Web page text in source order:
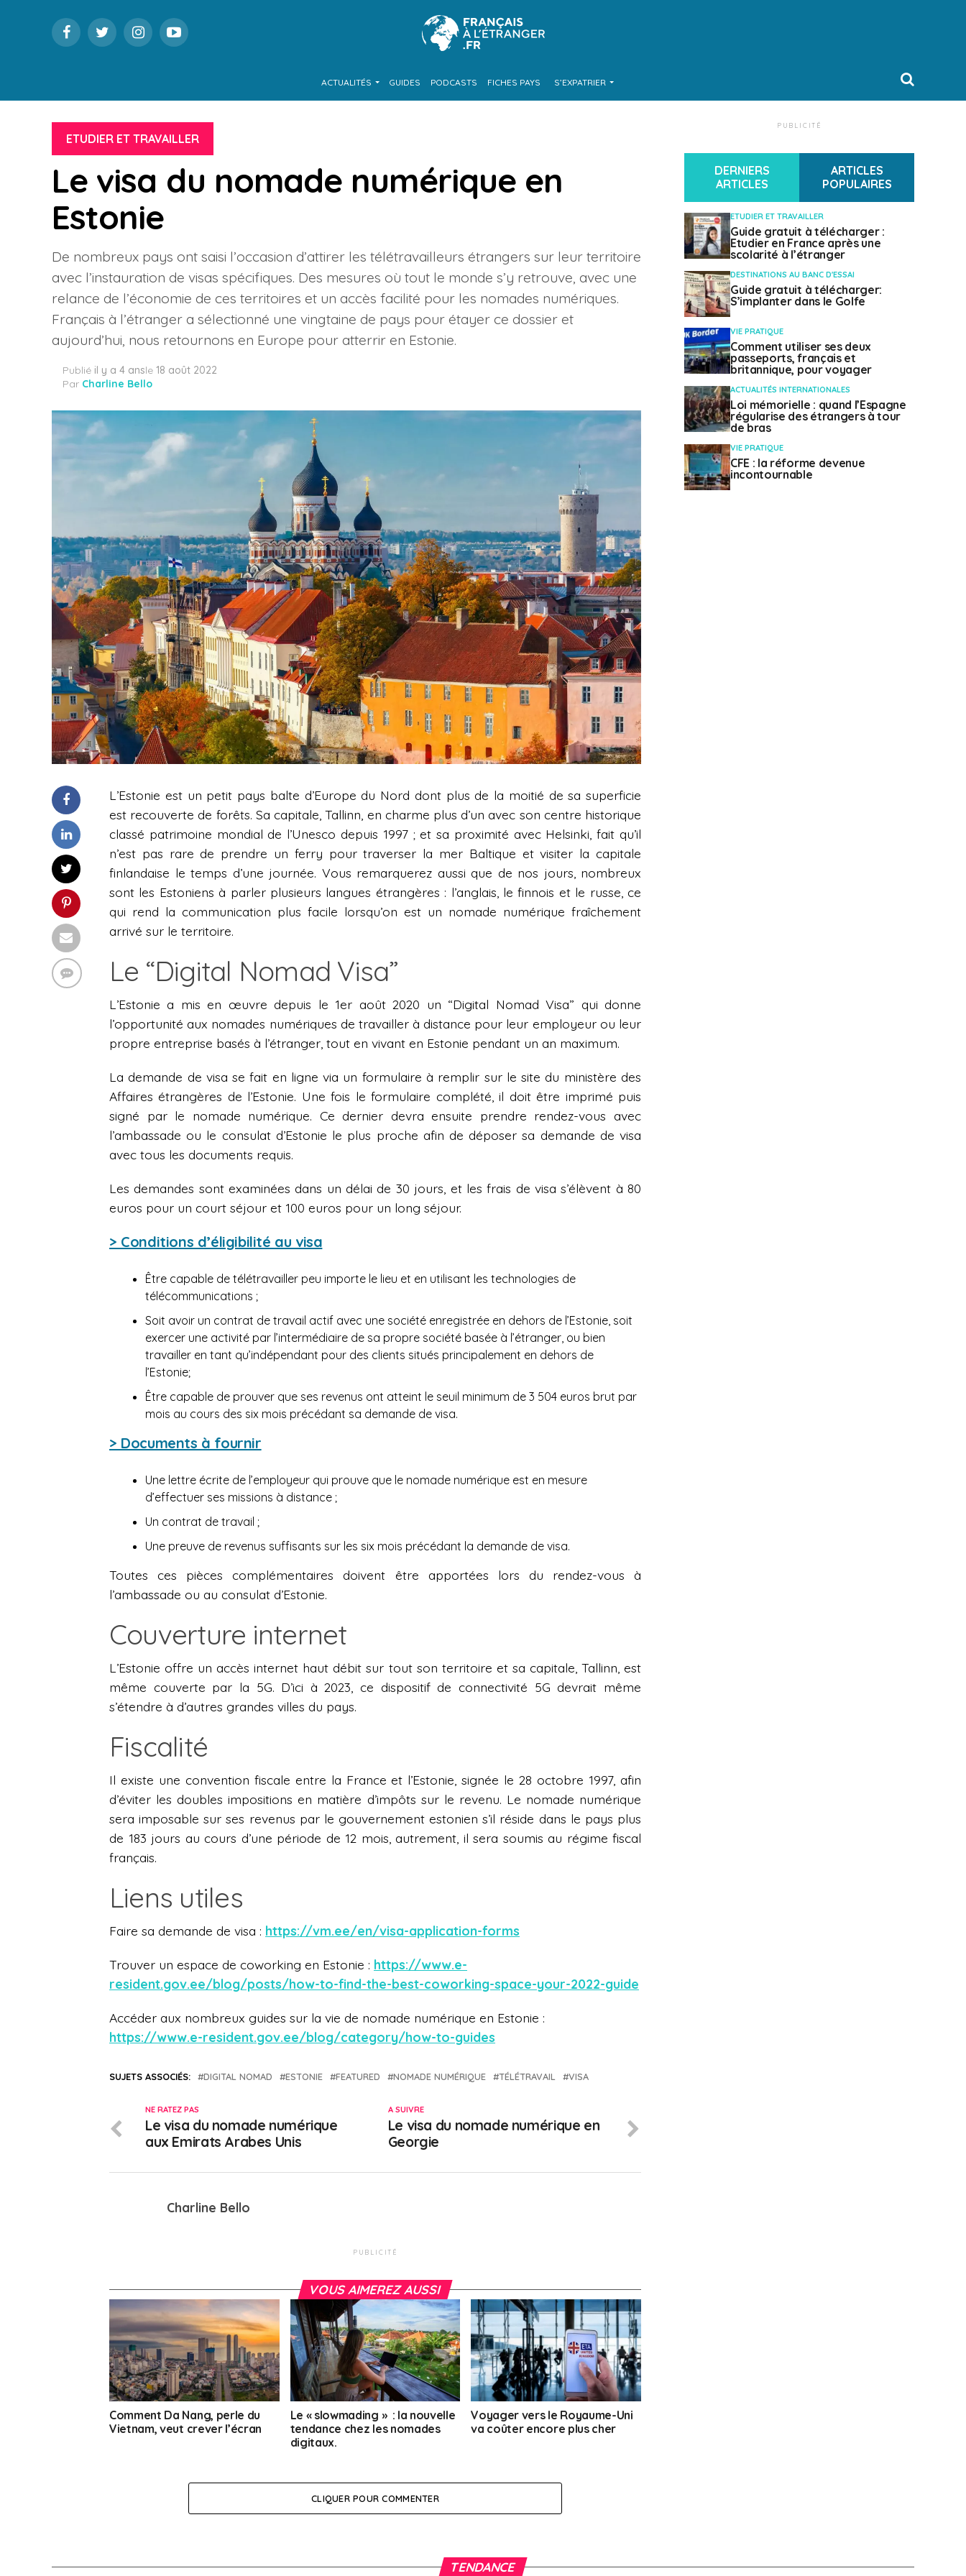
ACTUALITÉS GUIDES PODCASTS FICHES PAYS S’EXPATRIER
ETUDIER ET TRAVAILLER
Le visa du nomade numérique en
Estonie
De nombreux pays ont saisi l’occasion d’attirer les télétravailleurs étrangers sur leur territoire
avec l’instauration de visas spécifiques. Des mesures où tout le monde s’y retrouve, avec une
relance de l’économie de ces territoires et un accès facilité pour les nomades numériques.
Français à l’étranger a sélectionné une vingtaine de pays pour étayer ce dossier et
aujourd’hui, nous retournons en Europe pour atterrir en Estonie.
Publié il y a 4 ansle 18 août 2022
Par Charline Bello
L’Estonie est un petit pays balte d’Europe du Nord dont plus de la moitié de sa superficie
est recouverte de forêts. Sa capitale, Tallinn, en charme plus d’un avec son centre historique
classé patrimoine mondial de l’Unesco depuis 1997 ; et sa proximité avec Helsinki, fait qu’il
n’est pas rare de prendre un ferry pour traverser la mer Baltique et visiter la capitale
finlandaise le temps d’une journée. Vous remarquerez aussi que de nos jours, nombreux
sont les Estoniens à parler plusieurs langues étrangères : l’anglais, le finnois et le russe, ce
qui rend la communication plus facile lorsqu’on est un nomade numérique fraîchement
arrivé sur le territoire.
Le “Digital Nomad Visa”
L’Estonie a mis en œuvre depuis le 1er août 2020 un “Digital Nomad Visa” qui donne
l’opportunité aux nomades numériques de travailler à distance pour leur employeur ou leur
propre entreprise basés à l’étranger, tout en vivant en Estonie pendant un an maximum.
La demande de visa se fait en ligne via un formulaire à remplir sur le site du ministère des
Affaires étrangères de l’Estonie. Une fois le formulaire complété, il doit être imprimé puis
signé par le nomade numérique. Ce dernier devra ensuite prendre rendez-vous avec
l’ambassade ou le consulat d’Estonie le plus proche afin de déposer sa demande de visa
avec tous les documents requis.
Les demandes sont examinées dans un délai de 30 jours, et les frais de visa s’élèvent à 80
euros pour un court séjour et 100 euros pour un long séjour.
> Conditions d’éligibilité au visa
Être capable de télétravailler peu importe le lieu et en utilisant les technologies de
télécommunications ;
Soit avoir un contrat de travail actif avec une société enregistrée en dehors de l’Estonie, soit
exercer une activité par l’intermédiaire de sa propre société basée à l’étranger, ou bien
travailler en tant qu’indépendant pour des clients situés principalement en dehors de
l’Estonie;
Être capable de prouver que ses revenus ont atteint le seuil minimum de 3 504 euros brut par
mois au cours des six mois précédant sa demande de visa.
> Documents à fournir
Une lettre écrite de l’employeur qui prouve que le nomade numérique est en mesure
d’effectuer ses missions à distance ;
Un contrat de travail ;
Une preuve de revenus suffisants sur les six mois précédant la demande de visa.
Toutes ces pièces complémentaires doivent être apportées lors du rendez-vous à
l’ambassade ou au consulat d’Estonie.
Couverture internet
L’Estonie offre un accès internet haut débit sur tout son territoire et sa capitale, Tallinn, est
même couverte par la 5G. D’ici à 2023, ce dispositif de connectivité 5G devrait même
s’étendre à d’autres grandes villes du pays.
Fiscalité
Il existe une convention fiscale entre la France et l’Estonie, signée le 28 octobre 1997, afin
d’éviter les doubles impositions en matière d’impôts sur le revenu. Le nomade numérique
sera imposable sur ses revenus par le gouvernement estonien s’il réside dans le pays plus
de 183 jours au cours d’une période de 12 mois, autrement, il sera soumis au régime fiscal
français.
Liens utiles
Faire sa demande de visa : https://vm.ee/en/visa-application-forms
Trouver un espace de coworking en Estonie : https://www.e-
resident.gov.ee/blog/posts/how-to-find-the-best-coworking-space-your-2022-guide
Accéder aux nombreux guides sur la vie de nomade numérique en Estonie :
https://www.e-resident.gov.ee/blog/category/how-to-guides
SUJETS ASSOCIÉS: DIGITAL NOMAD ESTONIE FEATURED NOMADE NUMÉRIQUE TÉLÉTRAVAIL VISA
A SUIVRE
Le visa du nomade numérique en
Georgie
NE RATEZ PAS
Le visa du nomade numérique
aux Emirats Arabes Unis
Charline Bello
PUBLICITÉ
VOUS AIMEREZ AUSSI
Comment Da Nang, perle du
Vietnam, veut crever l’écran
Le « slowmading » : la nouvelle
tendance chez les nomades
digitaux.
Voyager vers le Royaume-Uni
va coûter encore plus cher
CLIQUER POUR COMMENTER
PUBLICITÉ
DERNIERS
ARTICLES
ARTICLES
POPULAIRES
ETUDIER ET TRAVAILLER
Guide gratuit à télécharger :
Etudier en France après une
scolarité à l’étranger
DESTINATIONS AU BANC D'ESSAI
Guide gratuit à télécharger:
S’implanter dans le Golfe
VIE PRATIQUE
Comment utiliser ses deux
passeports, français et
britannique, pour voyager
ACTUALITÉS INTERNATIONALES
Loi mémorielle : quand l’Espagne
régularise des étrangers à tour
de bras
VIE PRATIQUE
CFE : la réforme devenue
incontournable
TENDANCE